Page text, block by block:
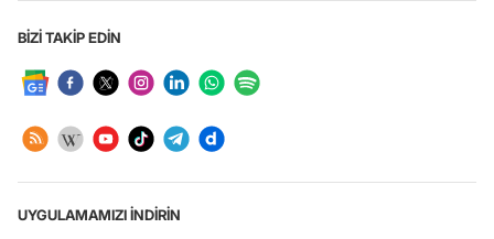
BİZİ TAKİP EDİN
UYGULAMAMIZI İNDİRİN